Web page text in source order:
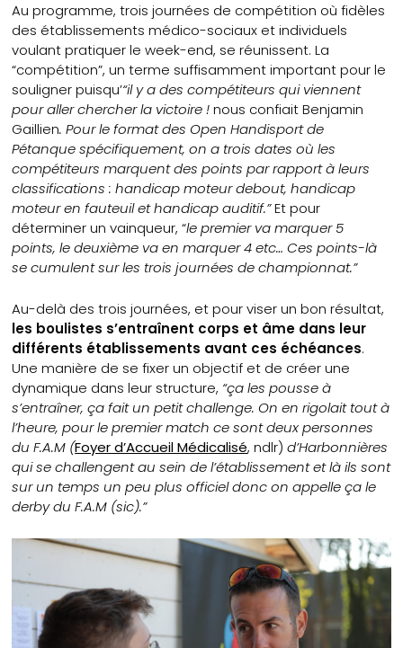
Au programme, trois journées de compétition où fidèles
des établissements médico-sociaux et individuels
voulant pratiquer le week-end, se réunissent. La
“compétition”, un terme suffisamment important pour le
souligner puisqu’“il y a des compétiteurs qui viennent
pour aller chercher la victoire !nous confiait Benjamin
Gaillien. Pour le format des Open Handisport de
Pétanque spécifiquement, on a trois dates où les
compétiteurs marquent des points par rapport à leurs
classifications : handicap moteur debout, handicap
moteur en fauteuil et handicap auditif.”Et pour
déterminer un vainqueur, “le premier va marquer 5
points, le deuxième va en marquer 4 etc… Ces points-là
se cumulent sur les trois journées de championnat.”
Au-delà des trois journées, et pour viser un bon résultat,
les boulistes s’entraînent corps et âme dans leur
différents établissements avant ces échéances.
Une manière de se fixer un objectif et de créer une
dynamique dans leur structure, “ça les pousse à
s’entraîner, ça fait un petit challenge. On en rigolait tout à
l’heure, pour le premier match ce sont deux personnes
du F.A.M (Foyer d’Accueil Médicalisé, ndlr)d’Harbonnières
qui se challengent au sein de l’établissement et là ils sont
sur un temps un peu plus officiel donc on appelle ça le
derby du F.A.M (sic).”